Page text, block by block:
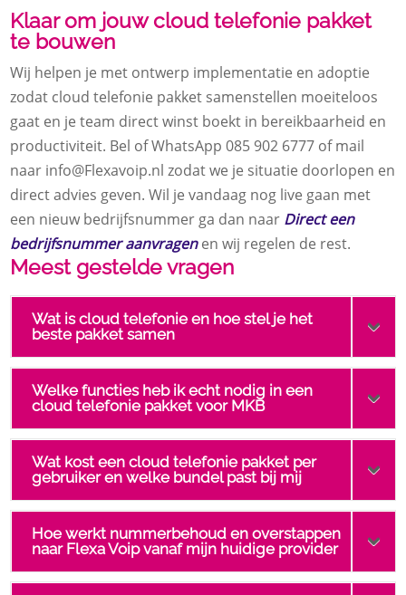
Klaar om jouw cloud telefonie pakket
te bouwen
Wij helpen je met ontwerp implementatie en adoptie
zodat cloud telefonie pakket samenstellen moeiteloos
gaat en je team direct winst boekt in bereikbaarheid en
productiviteit.​ Bel of WhatsApp 085 902 6777 of mail
naar info@Flexavoip.​nl zodat we je situatie doorlopen en
direct advies geven.​ Wil je vandaag nog live gaan met
een nieuw bedrijfsnummer ga dan naar Direct een
bedrijfsnummer aanvragenen wij regelen de rest.​
Meest gestelde vragen
Wat is cloud telefonie en hoe stel je het
beste pakket samen
Welke functies heb ik echt nodig in een
cloud telefonie pakket voor MKB
Wat kost een cloud telefonie pakket per
gebruiker en welke bundel past bij mij
Hoe werkt nummerbehoud en overstappen
naar Flexa Voip vanaf mijn huidige provider